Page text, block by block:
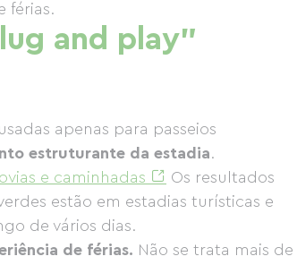
férias.
and play"
apenas para passeios
estruturante da estadia.
e caminhadas
Os resultados
estão em estadias turísticas e
de vários dias.
de férias. Não se trata mais de